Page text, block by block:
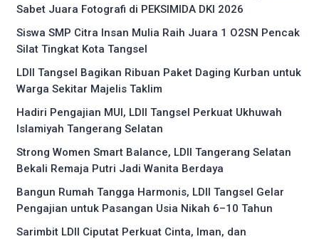
Sabet Juara Fotografi di PEKSIMIDA DKI 2026
Siswa SMP Citra Insan Mulia Raih Juara 1 O2SN Pencak
Silat Tingkat Kota Tangsel
LDII Tangsel Bagikan Ribuan Paket Daging Kurban untuk
Warga Sekitar Majelis Taklim
Hadiri Pengajian MUI, LDII Tangsel Perkuat Ukhuwah
Islamiyah Tangerang Selatan
Strong Women Smart Balance, LDII Tangerang Selatan
Bekali Remaja Putri Jadi Wanita Berdaya
Bangun Rumah Tangga Harmonis, LDII Tangsel Gelar
Pengajian untuk Pasangan Usia Nikah 6–10 Tahun
Sarimbit LDII Ciputat Perkuat Cinta, Iman, dan